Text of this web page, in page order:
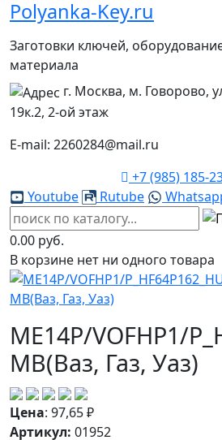
Polyanka-Key.ru
Заготовки ключей,
материала
г. Москва, м. Говорово,
19к.2, 2-ой этаж
E-mail: 2260284@mail.ru
+7 (985) 185-
Youtube
Rutube
0.00 руб.
В корзине нет ни одного товара
ME14P/VOFHP1/
MВ(Ваз, Газ, Уаз)
Цена: 97,65₽
Артикул: 01952